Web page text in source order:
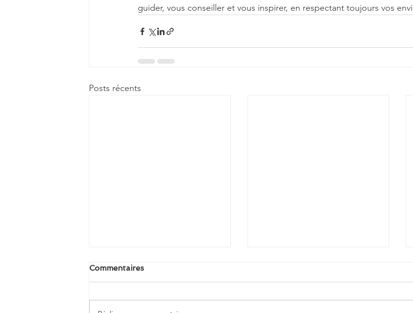
guider, vous conseiller et vous inspirer, en respectant toujours vos
Posts récents
Commentaires